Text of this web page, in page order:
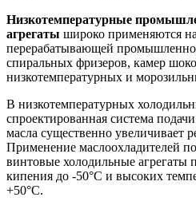
Низкотемпературные
агрегаты широко применяются
перерабатывающей
спиральных фризеров, камер
низкотемпературных и
В низкотемпературных
спроектированная система
масла существенно увеличивает
Применение маслоохладителей
винтовые холодильные агрегаты
кипения до -50°С и высоких
+50°С.